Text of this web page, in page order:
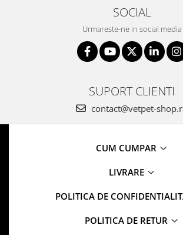
SOCIAL
Urmareste-ne in social media
SUPORT CLIENTI
contact@vetpet-
CUM CUMPAR
LIVRARE
POLITICA DE
POLITICA DE RETUR